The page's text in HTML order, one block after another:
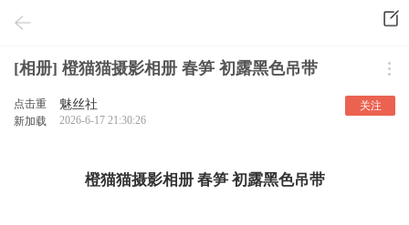
[相册] 橙猫猫摄影相册 春笋 初露黑色吊带
点击重
新加载
魅丝社
2026-6-17 21:30:26
关注
橙猫猫摄影相册 春笋 初露黑色吊带